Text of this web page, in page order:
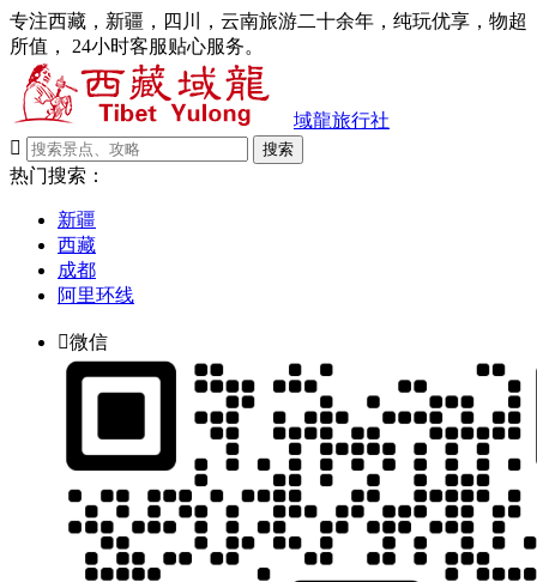
专注西藏，新疆，四川，云南旅游二十余年，纯玩优享，物超
所值， 24小时客服贴心服务。
域龍旅行社

搜索
热门搜索：
新疆
西藏
成都
阿里环线
微信